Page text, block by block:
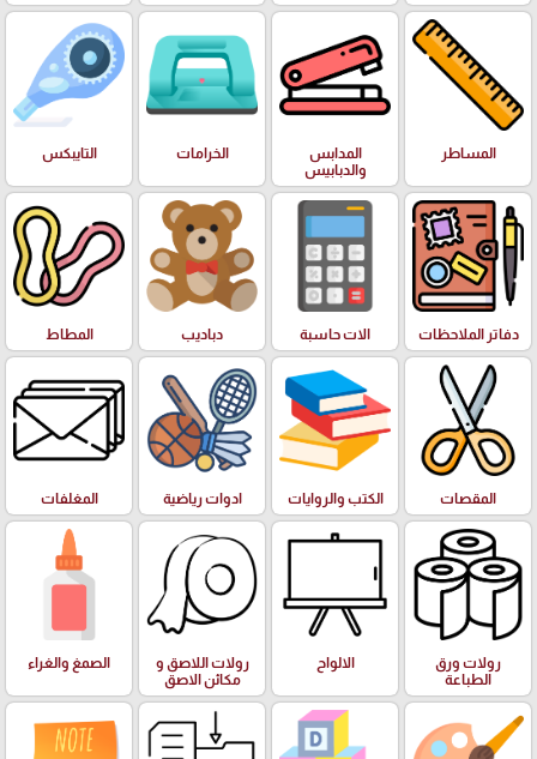
المساطر
المدابس
والدبابيس
الخرامات التايبكس
دفاتر الملاحظات الات حاسبة دباديب المطاط
المقصات الكتب والروايات ادوات رياضية المغلفات
رولات ورق
الطباعة
الالواح
رولات اللاصق و
مكائن الاصق
الصمغ والغراء